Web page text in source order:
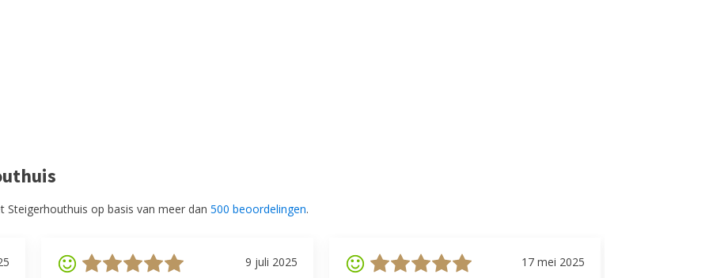
op basis van meer dan 500 beoordelingen.
9 juli 2025
17 mei 2025